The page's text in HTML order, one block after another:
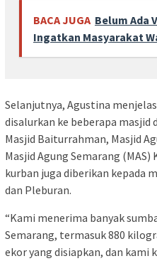
BACA JUGA Belum Ada
Ingatkan Masyarakat
Selanjutnya, Agustina
disalurkan ke beberapa masjid
Masjid Baiturrahman, Masjid
Masjid Agung Semarang
kurban juga diberikan kepada
dan Pleburan.
“Kami menerima banyak
Semarang, termasuk 880
ekor yang disiapkan, dan kami